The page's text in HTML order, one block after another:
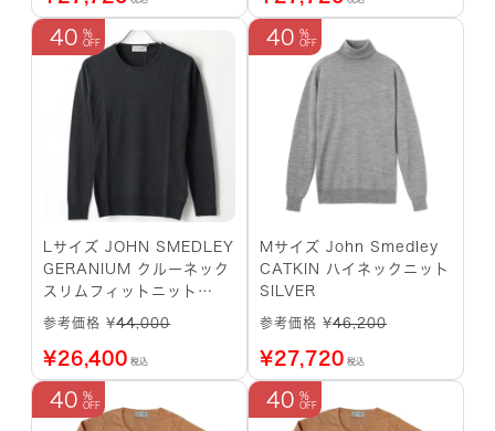
40
Lサイズ JOHN SMEDLEY
GERANIUM クルーネック
スリムフィットニット
HEPBURNSMOKE
参考価格 ¥44,000
¥26,400 税込
40
Mサイズ John Smedley
CATKIN ハイネックニット
SILVER
参考価格 ¥46,200
¥27,720 税込
40 40